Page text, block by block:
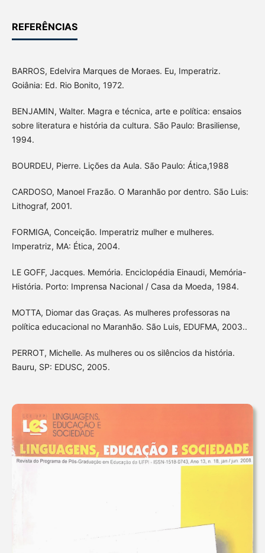
REFERÊNCIAS
BARROS, Edelvira Marques de Moraes. Eu, Imperatriz.
Goiânia: Ed. Rio Bonito, 1972.
BENJAMIN, Walter. Magra e técnica, arte e política: ensaios
sobre literatura e história da cultura. São Paulo: Brasiliense,
1994.
BOURDEU, Pierre. Lições da Aula. São Paulo: Ática,1988
CARDOSO, Manoel Frazão. O Maranhão por dentro. São Luis:
Lithograf, 2001.
FORMIGA, Conceição. Imperatriz mulher e mulheres.
Imperatriz, MA: Ética, 2004.
LE GOFF, Jacques. Memória. Enciclopédia Einaudi, Memória-
História. Porto: Imprensa Nacional / Casa da Moeda, 1984.
MOTTA, Diomar das Graças. As mulheres professoras na
política educacional no Maranhão. São Luis, EDUFMA, 2003..
PERROT, Michelle. As mulheres ou os silêncios da história.
Bauru, SP: EDUSC, 2005.